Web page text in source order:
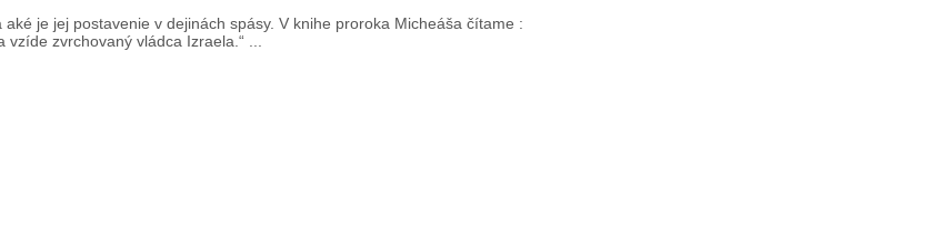
je jej postavenie v dejinách spásy. V knihe proroka Micheáša čítame :
zvrchovaný vládca Izraela.“ ...